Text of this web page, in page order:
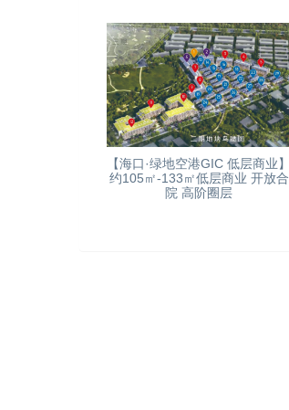
【海口·绿地空港GIC 低层商业】
约105㎡-133㎡低层商业 开放合
院 高阶圈层